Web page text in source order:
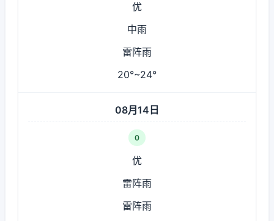
优
中雨
雷阵雨
20°~24°
08月14日
0
优
雷阵雨
雷阵雨